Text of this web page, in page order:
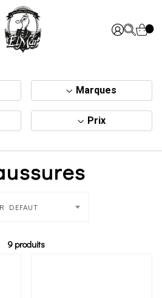
Marques
Prix
9 produits
DEFAUT